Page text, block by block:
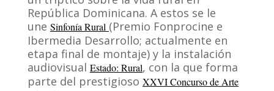
República Dominicana. A estos se le
une Sinfonía Rural (Premio Fonprocine e
Ibermedia Desarrollo; actualmente en
etapa final de montaje) y la instalación
audiovisual Estado: Rural, con la que forma
parte del prestigioso XXVI Concurso de Arte